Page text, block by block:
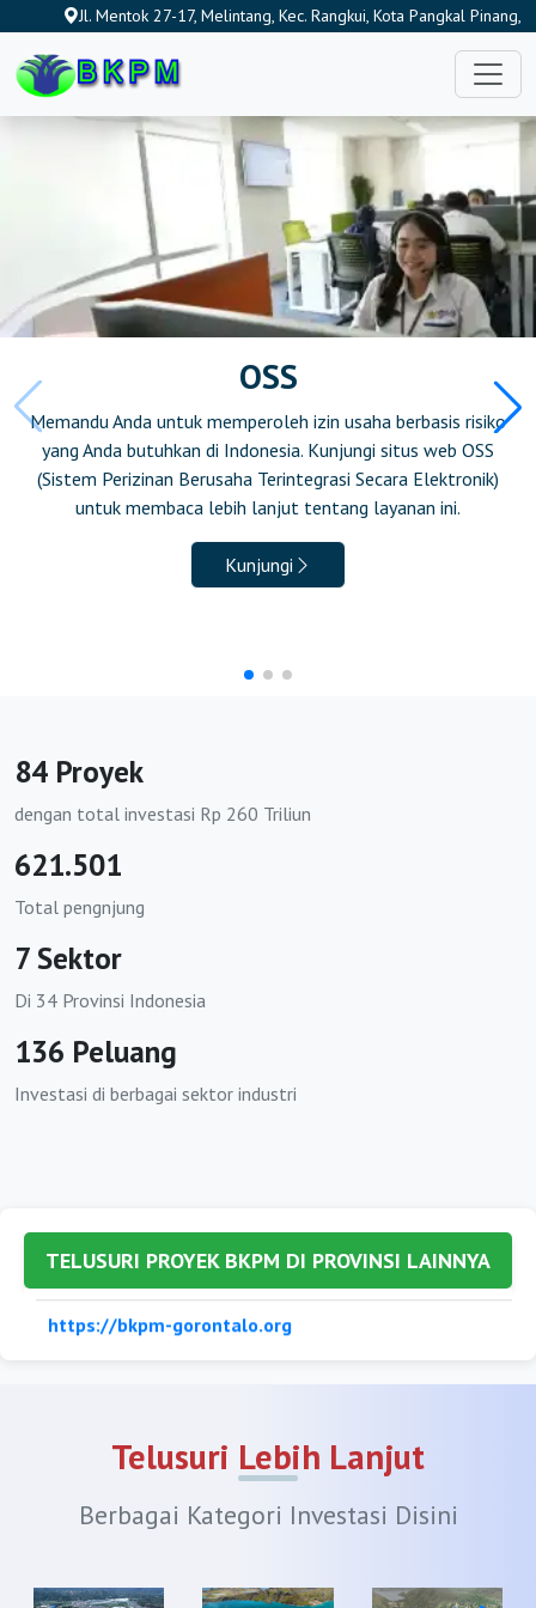
Jl. Mentok 27-17, Melintang, Kec. Rangkui, Kota Pangkal Pinang,
OSS
Memandu Anda untuk memperoleh izin usaha berbasis risiko
yang Anda butuhkan di Indonesia. Kunjungi situs web OSS
(Sistem Perizinan Berusaha Terintegrasi Secara Elektronik)
untuk membaca lebih lanjut tentang layanan ini.
Kunjungi
84 Proyek
dengan total investasi Rp 260 Triliun
621.501
Total pengnjung
7 Sektor
Di 34 Provinsi Indonesia
136 Peluang
Investasi di berbagai sektor industri
TELUSURI PROYEK BKPM DI PROVINSI LAINNYA
https://bkpmkepseribu.id
https://bkpmjakartabarat.id
https://bkpmjakartapusat.id
https://bkpmjakartaselatan.id
https://bkpmjakartatimur.id
https://bkpmjakartautara.id
https://bkpmboalemo.org
https://bkpmbonebolango.id
https://bkpm-gorontalo.org
https://bkpmgorontaloutara.id
https://bkpmpohuwato.id
https://bkpmbatanghari.id
https://bkpmmuarojambi.id
https://bkpmsarolangun.id
https://bkpmtanjungjabungbarat.org
https://bkpmtanjungjabungtimur.org
https://bkpmtebo.org
https://bkpmsungaipenuh.org
https://bkpmkabbandung.org
https://bkpmbandungbarat.org
https://bkpmciamis.org
https://bkpmcianjur.org
https://bkpmindramayu.org
https://bkpmmajalengka.org
Telusuri Lebih Lanjut
Berbagai Kategori Investasi Disini